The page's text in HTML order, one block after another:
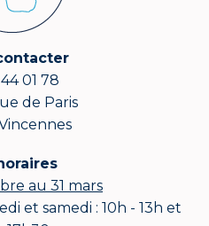
01 78
de Paris
au 31 mars
et samedi : 10h - 13h et